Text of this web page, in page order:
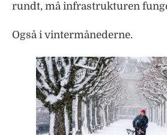
rundt, må infrastrukturen
Også i vintermånederne.